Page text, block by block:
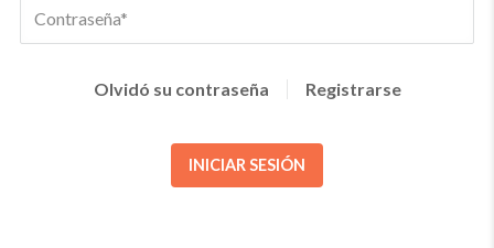
Olvidó su contraseña Registrarse
INICIAR SESIÓN